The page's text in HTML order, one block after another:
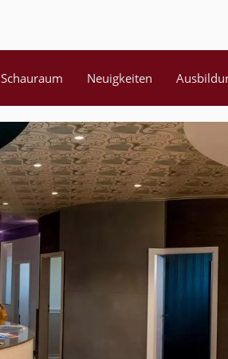
Schauraum Neuigkeiten